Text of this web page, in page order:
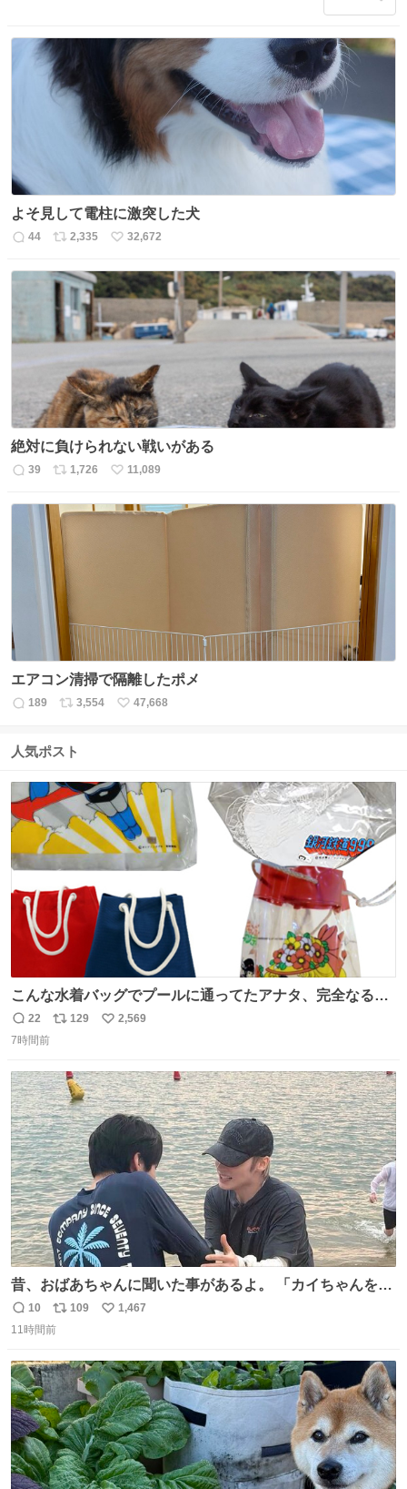
数
ス
ト
数
ね
よそ見して電柱に激突した犬
返
数
44
リ
ス
ト
数
2,335
い
ね
数
32,672
絶対に負けられない戦いがある
返
39
リ
ス
ト
数
1,726
い
ね
11,089
エアコン清掃で隔離したポメ
返
数
189
リ
ス
数
3,554
い
47,668
人気ポスト
こんな水着バッグでプールに通ってたアナタ、完全なる同
世代（笑） #70年代 #80年代 #昭和レトロ
返
信
22
リ
ト
数
129
い
数
2,569
7時間前
昔、おばあちゃんに聞いた事があるよ。 「カイちゃんをい
じめると、アイツが海から上がって来るぞ。」って。
返
信
10
リ
ポ
ト
数
109
い
数
1,467
11時間前